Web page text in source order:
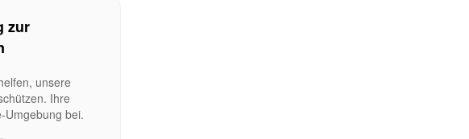
zur
unsere
Ihre
Umgebung bei.